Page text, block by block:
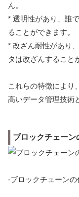
ん。
* 透明性があり、誰
ることができます。
* 改ざん耐性があり
タは改ざんすること
これらの特徴により
高いデータ管理技術
ブロックチェーン
-ブロックチェーンの